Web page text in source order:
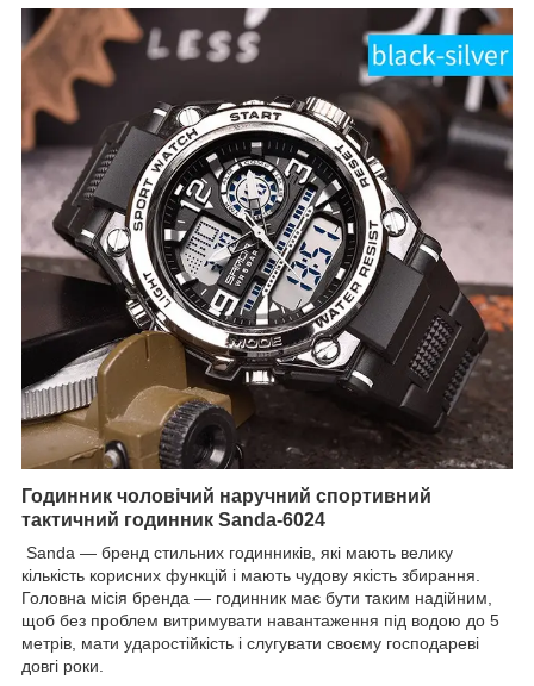
Годинник чоловічий наручний спортивний
тактичний годинник Sanda-6024
Sanda — бренд стильних годинників, які мають велику
кількість корисних функцій і мають чудову якість збирання.
Головна місія бренда — годинник має бути таким надійним,
щоб без проблем витримувати навантаження під водою до 5
метрів, мати ударостійкість і слугувати своєму господареві
довгі роки.